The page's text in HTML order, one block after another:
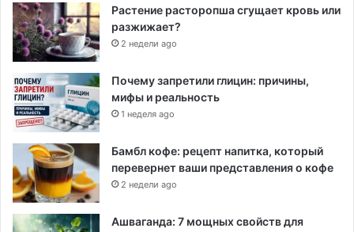
Растение расторопша сгущает кровь или
разжижает?
2 недели ago
Почему запретили глицин: причины,
мифы и реальность
1 неделя ago
Бамбл кофе: рецепт напитка, который
перевернет ваши представления о кофе
2 недели ago
Ашваганда: 7 мощных свойств для